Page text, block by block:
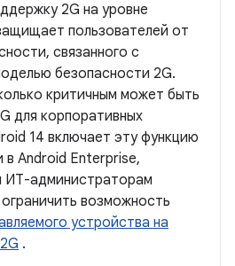
2G на уровне
пользователей от
связанного с
безопасности 2G.
критичным может быть
для корпоративных
14 включает эту функцию
в Android Enterprise,
ИТ-администраторам
возможность
устройства на
.